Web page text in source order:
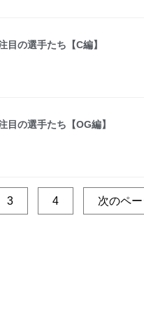
目の選手たち【C編】
目の選手たち【OG編】
3 4 次のペ